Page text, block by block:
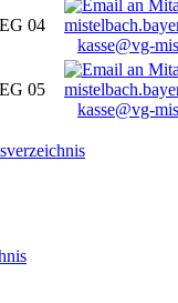
EG 04
kasse@vg-
EG 05
kasse@vg-